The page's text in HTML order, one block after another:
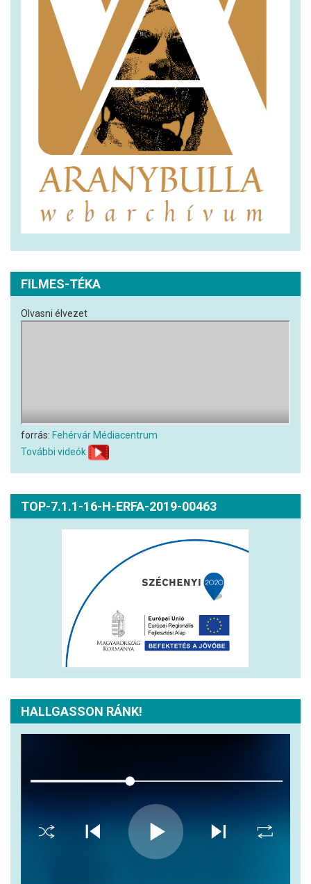
FILMES-TÉKA
Olvasni élvezet
forrás: Fehérvár Médiacentrum
További videók
TOP-7.1.1-16-H-ERFA-2019-00463
HALLGASSON RÁNK!